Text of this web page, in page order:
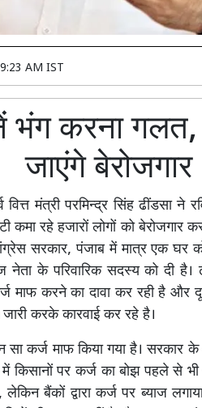
AM IST
करना गलत,
जाएंगे बेरोजगार
वित्त मंत्री परमिन्द्र सिंह ढींडसा
कमा रहे हजारों लोगों को बेरोजगार
सरकार, पंजाब में मात्र एक घर
नेता के परिवारिक सदस्य को दी
माफ करने का दावा कर रही है और
करके कारवाई कर रहे है।
कर्ज माफ किया गया है। सरकार
किसानों पर कर्ज का बोझ पहले से भी
बैंकों द्वारा कर्ज पर ब्याज